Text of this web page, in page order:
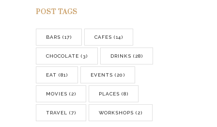
POST TAGS
BARS (17) CAFES (14)
CHOCOLATE (3) DRINKS (28)
EAT (81) EVENTS (20)
MOVIES (2) PLACES (8)
TRAVEL (7) WORKSHOPS (2)